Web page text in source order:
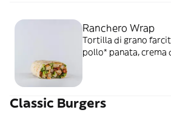
Ranchero Wrap
Tortilla di grano
pollo* panata, crema
Classic Burgers